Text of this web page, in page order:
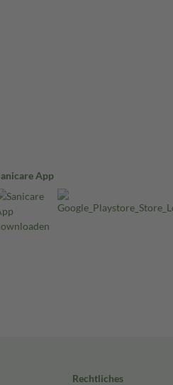
App
Rechtliches